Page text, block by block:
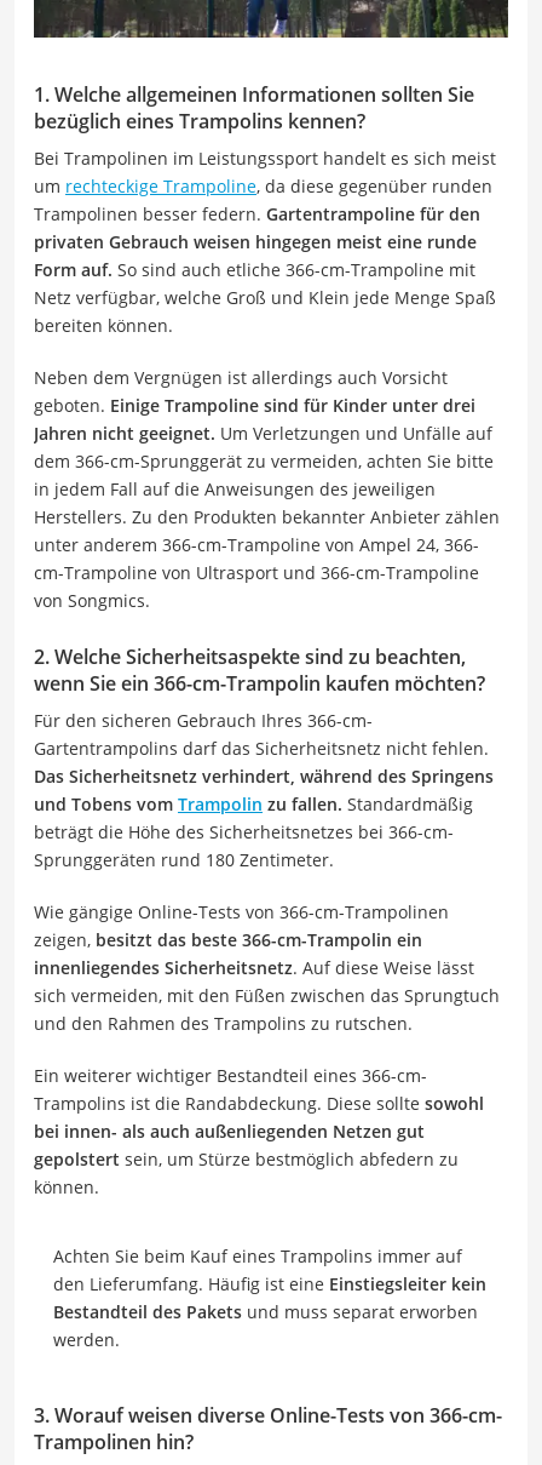
1. Welche allgemeinen Informationen sollten Sie
bezüglich eines Trampolins kennen?
Bei Trampolinen im Leistungssport handelt es sich meist
um rechteckige Trampoline, da diese gegenüber runden
Trampolinen besser federn. Gartentrampoline für den
privaten Gebrauch weisen hingegen meist eine runde
Form auf. So sind auch etliche 366-cm-Trampoline mit
Netz verfügbar, welche Groß und Klein jede Menge Spaß
bereiten können.
Neben dem Vergnügen ist allerdings auch Vorsicht
geboten. Einige Trampoline sind für Kinder unter drei
Jahren nicht geeignet. Um Verletzungen und Unfälle auf
dem 366-cm-Sprunggerät zu vermeiden, achten Sie bitte
in jedem Fall auf die Anweisungen des jeweiligen
Herstellers. Zu den Produkten bekannter Anbieter zählen
unter anderem 366-cm-Trampoline von Ampel 24, 366-
cm-Trampoline von Ultrasport und 366-cm-Trampoline
von Songmics.
2. Welche Sicherheitsaspekte sind zu beachten,
wenn Sie ein 366-cm-Trampolin kaufen möchten?
Für den sicheren Gebrauch Ihres 366-cm-
Gartentrampolins darf das Sicherheitsnetz nicht fehlen.
Das Sicherheitsnetz verhindert, während des Springens
und Tobens vom Trampolin zu fallen. Standardmäßig
beträgt die Höhe des Sicherheitsnetzes bei 366-cm-
Sprunggeräten rund 180 Zentimeter.
Wie gängige Online-Tests von 366-cm-Trampolinen
zeigen, besitzt das beste 366-cm-Trampolin ein
innenliegendes Sicherheitsnetz. Auf diese Weise lässt
sich vermeiden, mit den Füßen zwischen das Sprungtuch
und den Rahmen des Trampolins zu rutschen.
Ein weiterer wichtiger Bestandteil eines 366-cm-
Trampolins ist die Randabdeckung. Diese sollte sowohl
bei innen- als auch außenliegenden Netzen gut
gepolstert sein, um Stürze bestmöglich abfedern zu
können.
Achten Sie beim Kauf eines Trampolins immer auf
den Lieferumfang. Häufig ist eine Einstiegsleiter kein
Bestandteil des Pakets und muss separat erworben
werden.
3. Worauf weisen diverse Online-Tests von 366-cm-
Trampolinen hin?